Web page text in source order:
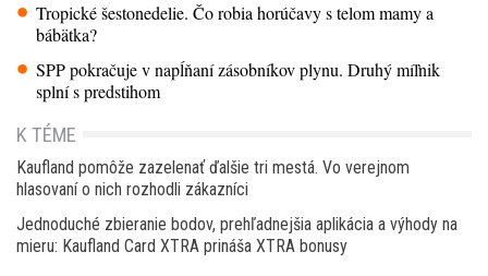
Tropické šestonedelie. Čo robia horúčavy s telom mamy a
bábätka?
SPP pokračuje v napĺňaní zásobníkov plynu. Druhý míľnik
splní s predstihom
K TÉME
Kaufland pomôže zazelenať ďalšie tri mestá. Vo verejnom
hlasovaní o nich rozhodli zákazníci
Jednoduché zbieranie bodov, prehľadnejšia aplikácia a výhody na
mieru: Kaufland Card XTRA prináša XTRA bonusy